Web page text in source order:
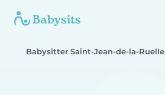
Babysitter Saint-Jean-de-la-Ruelle